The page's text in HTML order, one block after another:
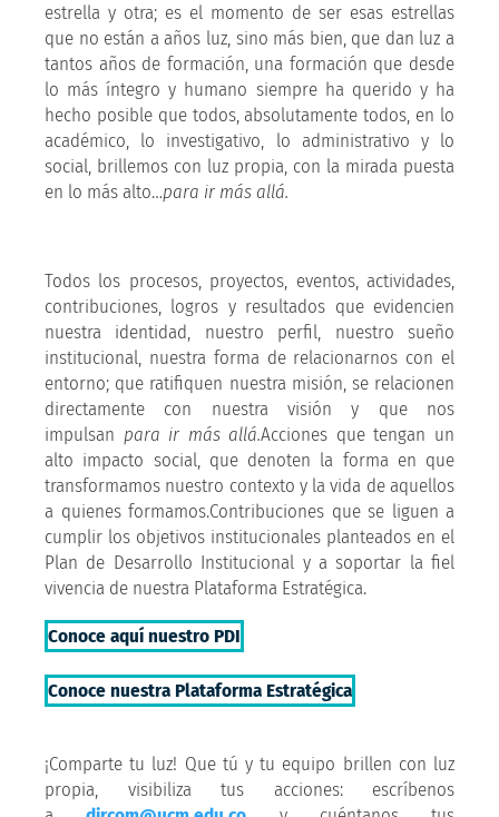
estrella y otra; es el momento de ser esas estrellas
que no están a años luz, sino más bien, que dan luz a
tantos años de formación, una formación que desde
lo más íntegro y humano siempre ha querido y ha
hecho posible que todos, absolutamente todos, en lo
académico, lo investigativo, lo administrativo y lo
social, brillemos con luz propia, con la mirada puesta
en lo más alto…para ir más allá.
Todos los procesos, proyectos, eventos, actividades,
contribuciones, logros y resultados que evidencien
nuestra identidad, nuestro perfil, nuestro sueño
institucional, nuestra forma de relacionarnos con el
entorno; que ratifiquen nuestra misión, se relacionen
directamente con nuestra visión y que nos
impulsan para ir más allá.Acciones que tengan un
alto impacto social, que denoten la forma en que
transformamos nuestro contexto y la vida de aquellos
a quienes formamos.Contribuciones que se liguen a
cumplir los objetivos institucionales planteados en el
Plan de Desarrollo Institucional y a soportar la fiel
vivencia de nuestra Plataforma Estratégica.
Conoce aquí nuestro PDI
Conoce nuestra Plataforma Estratégica
¡Comparte tu luz! Que tú y tu equipo brillen con luz
propia, visibiliza tus acciones: escríbenos